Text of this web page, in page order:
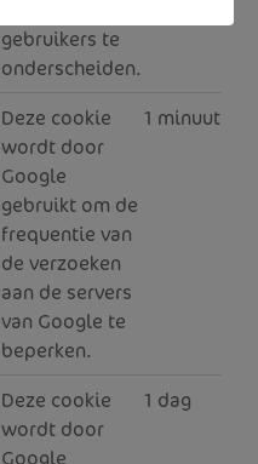
gebruikers te
onderscheiden.
Deze cookie
wordt door
Google
gebruikt om de
frequentie van
de verzoeken
aan de servers
van Google te
beperken.
1 minuut
Deze cookie
wordt door
Google
1 dag